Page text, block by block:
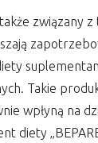
związany
Takie
wpłyną na
diety